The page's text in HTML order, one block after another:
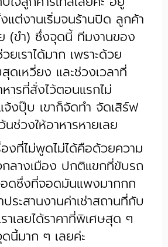
แต่งานเริ่มจนร้านปิด ลูกค้า
(ขำ) ซึ่งจุดนี้ ทีมงานของ
เราได้มาก เพราะด้วย
ดเหวี่ยง และช่วงเวลาที่
หารที่สั่งไว้ตอนแรกไม่
งปุ๊บ เขาก็จัดทำ จัดเสิร์ฟ
นช่วงให้อาหารหายเลย
องที่ไม่พูดไม่ได้คือด้วยความ
กลางเมือง ปกติแขกที่ขับรถ
ดซึ่งที่จอดมันแพงมากกก
ะสานงานค่าเช่าสถานที่กับ
าเลยได้ราคาที่พิเศษสุด ๆ
มาก ๆ เลยค่ะ